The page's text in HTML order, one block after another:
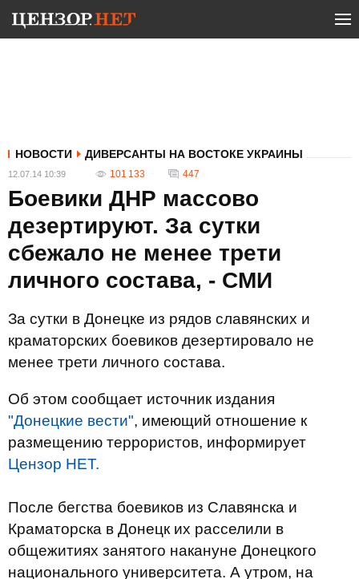
НОВОСТИ ДИВЕРСАНТЫ НА ВОСТОКЕ УКРАИНЫ
12.07.14 10:39 101 133 447
Боевики ДНР массово
дезертируют. За сутки
сбежало не менее трети
личного состава, - СМИ
За сутки в Донецке из рядов славянских и
краматорских боевиков дезертировало не
менее трети личного состава.
Об этом сообщает источник издания
"Донецкие вести", имеющий отношение к
размещению террористов, информирует
Цензор НЕТ.
После бегства боевиков из Славянска и
Краматорска в Донецк их расселили в
общежитиях занятого накануне Донецкого
национального университета. А утром, на